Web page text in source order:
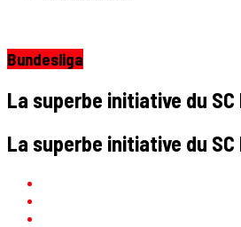
Bundesliga
La superbe initiative du
La superbe initiative du